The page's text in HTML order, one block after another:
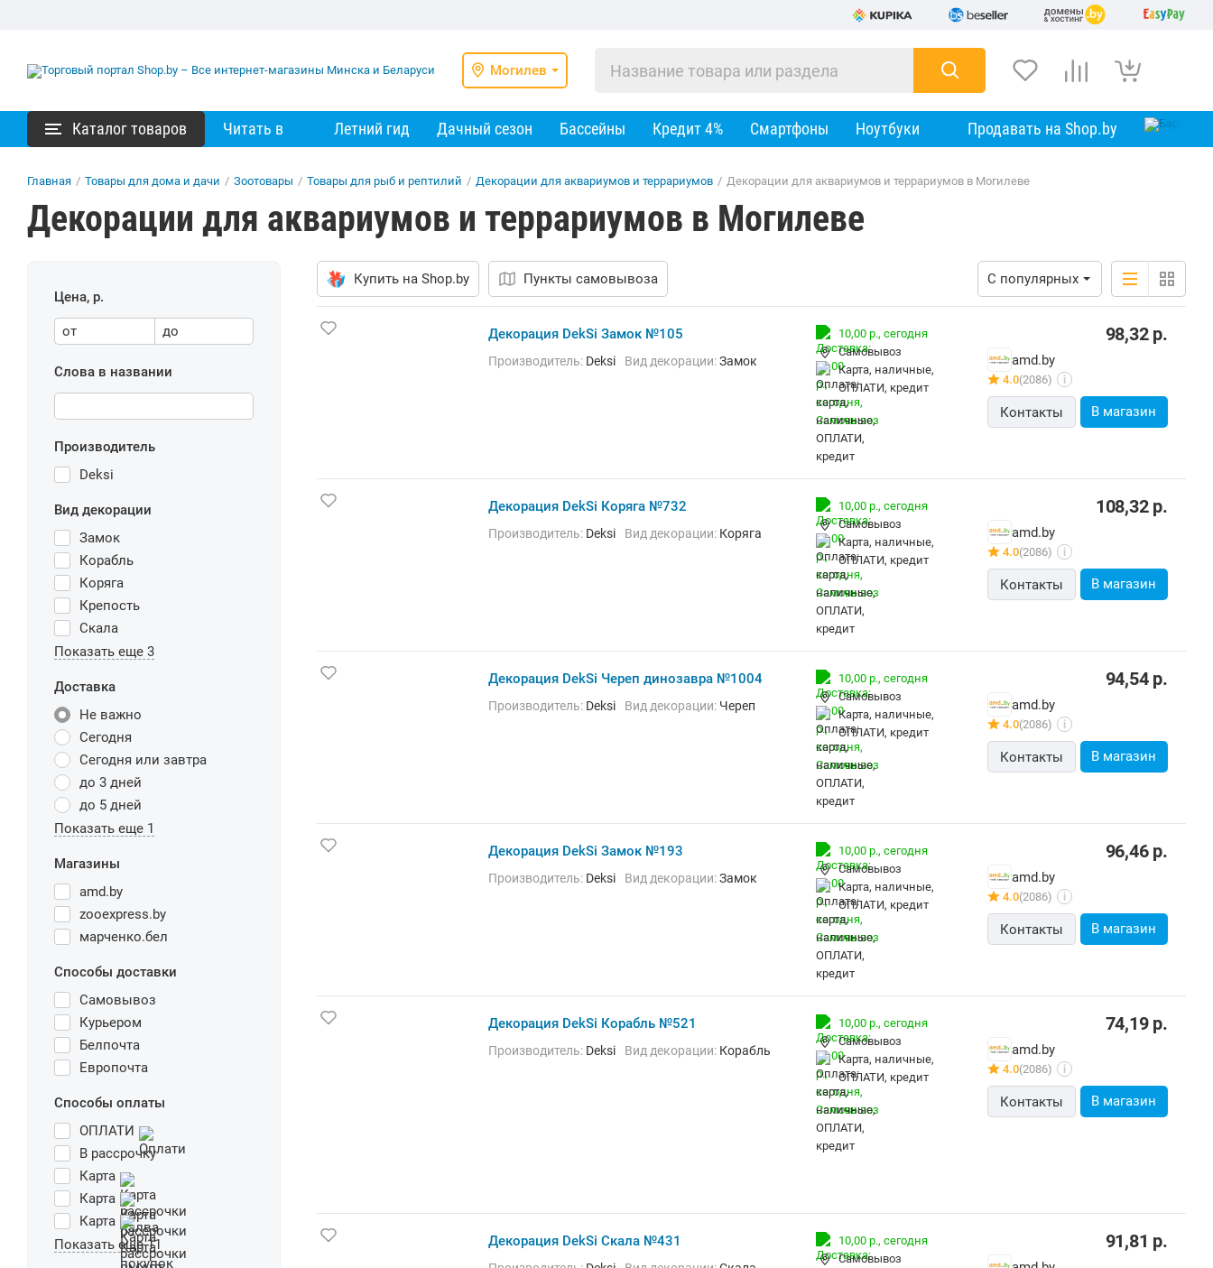
Могилев
Каталог товаров Читать в Летний гид Дачный сезон Бассейны Кредит 4% Смартфоны Ноутбуки Продавать на Shop.by
Главная / Товары для дома и дачи / Зоотовары / Товары для рыб и рептилий / Декорации для аквариумов и террариумов / Декорации для аквариумов и террариумов в Могилеве
Декорации для аквариумов и террариумов в Могилеве
Цена, р.
от до
Слова в названии
Производитель
Deksi
Вид декорации
Замок
Корабль
Коряга
Крепость
Скала
Показать еще 3
Доставка
Не важно
Сегодня
Сегодня или завтра
до 3 дней
до 5 дней
Показать еще 1
Магазины
amd.by
zooexpress.by
марченко.бел
Способы доставки
Самовывоз
Курьером
Белпочта
Европочта
Способы оплаты
ОПЛАТИ
В рассрочку
Карта
Карта
Карта
Показать еще 11
Купить на Shop.by Пункты самовывоза С популярных
Декорация DekSi Замок №105
Производитель: Deksi Вид декорации:Замок
10,00 р., сегодня
Самовывоз
карта, наличные,
ОПЛАТИ, кредит
98,32р.
amd.by
4.0(2086) i
Контакты В магазин
Декорация DekSi Коряга №732
Производитель: Deksi Вид декорации: Коряга
10,00 р., сегодня
Самовывоз
карта, наличные,
ОПЛАТИ, кредит
108,32р.
amd.by
4.0(2086) i
Контакты В магазин
Декорация DekSi Череп динозавра №1004
Производитель: Deksi Вид декорации: Череп
10,00 р., сегодня
Самовывоз
карта, наличные,
ОПЛАТИ, кредит
94,54р.
amd.by
4.0(2086) i
Контакты В магазин
Декорация DekSi Замок №193
Производитель: Deksi Вид декорации:Замок
10,00 р., сегодня
Самовывоз
карта, наличные,
ОПЛАТИ, кредит
96,46р.
amd.by
4.0(2086) i
Контакты В магазин
Декорация DekSi Корабль №521
Производитель: Deksi Вид декорации: Корабль
10,00 р., сегодня
Самовывоз
карта, наличные,
ОПЛАТИ, кредит
74,19р.
amd.by
4.0(2086) i
Контакты В магазин
Декорация DekSi Скала №431 10,00 р., сегодня
Самовывоз
91,81 р.